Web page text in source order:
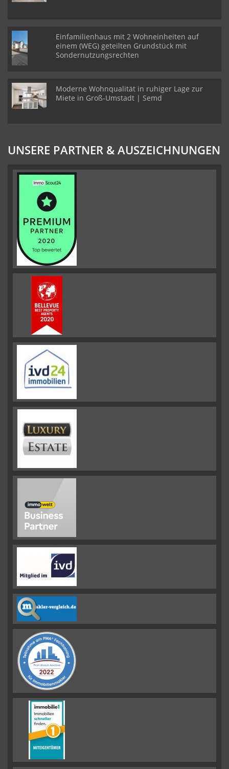
Einfamilienhaus mit 2 Wohneinheiten auf
einem (WEG) geteilten Grundstück mit
Sondernutzungsrechten
Moderne Wohnqualität in ruhiger Lage zur
Miete in Groß-Umstadt | Semd
UNSERE PARTNER & AUSZEICHNUNGEN